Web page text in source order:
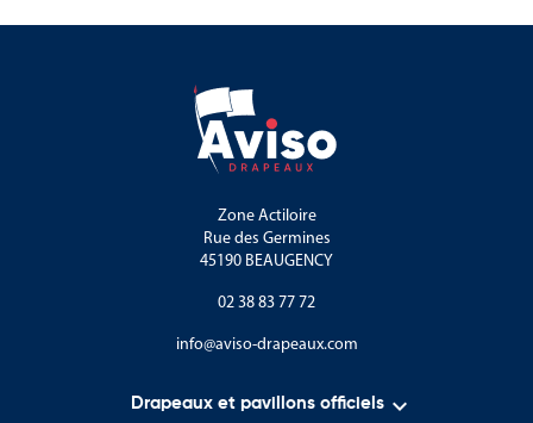
Zone Actiloire
Rue des Germines
45190 BEAUGENCY
02 38 83 77 72
info@aviso-drapeaux.com
Drapeaux et pavillons officiels 